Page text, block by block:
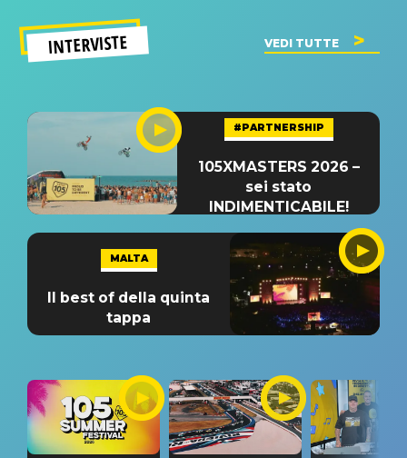
INTERVISTE VEDI TUTTE
#PARTNERSHIP
105XMASTERS 2026 –
sei stato
INDIMENTICABILE!
MALTA
Il best of della quinta
tappa